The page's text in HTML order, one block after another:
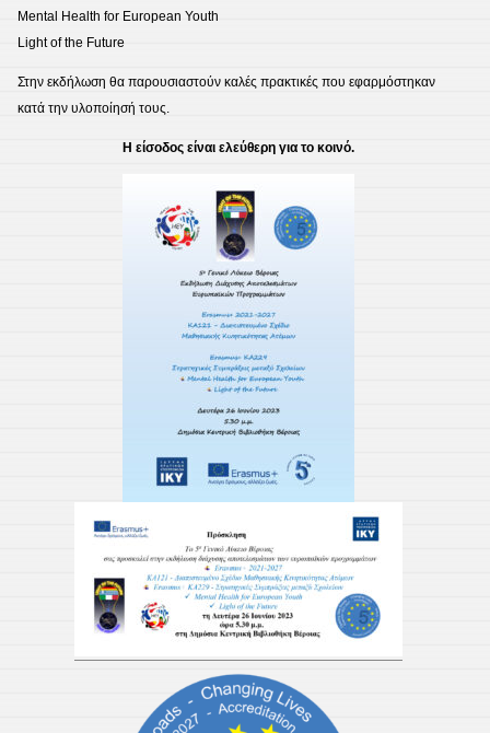
Mental Health for European Youth
Light of the Future
Στην εκδήλωση θα παρουσιαστούν καλές πρακτικές που εφαρμόστηκαν
κατά την υλοποίησή τους.
Η είσοδος είναι ελεύθερη για το κοινό.